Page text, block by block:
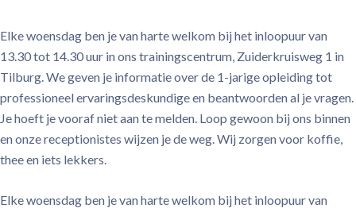
Elke woensdag ben je van harte welkom bij het inloopuur van
13.30 tot 14.30 uur in ons trainingscentrum, Zuiderkruisweg 1 in
Tilburg. We geven je informatie over de 1-jarige opleiding tot
professioneel ervaringsdeskundige en beantwoorden al je vragen.
Je hoeft je vooraf niet aan te melden. Loop gewoon bij ons binnen
en onze receptionistes wijzen je de weg. Wij zorgen voor koffie,
thee en iets lekkers.
Elke woensdag ben je van harte welkom bij het inloopuur van